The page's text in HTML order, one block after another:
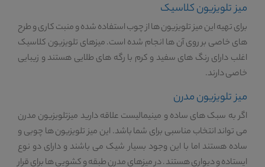
میز تلویزیون کلاسیک
برای تهیه این میز تلویزیون ها از چوب استفاده شده و منبت کاری و طرح
های خاصی بر روی آن ها انجام شده است. میزهای تلویزیون کلاسیک
اغلب دارای رنگ های سفید و کرم با رگه های طلایی هستند و زیبایی
خاصی دارند.
میز تلویزیون مدرن
اگر به سبک های ساده و مینیمالیست علاقه دارید میزتلویزیون مدرن
می تواند انتخاب مناسبی برای شما باشد. این میز تلویزیون ها چوبی و
ساده هستند اما با این وجود بسیار شیک می باشند و دارای دو نوع
ایستاده و دیواری هستند. در میزهای مدرن طبقه و کشویی ها برای قرار